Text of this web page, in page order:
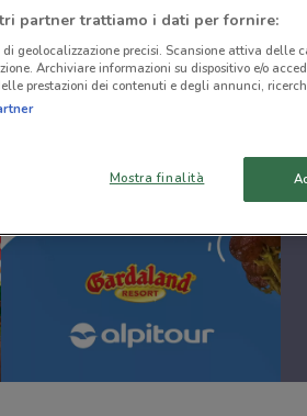
partner trattiamo i dati per fornire:
geolocalizzazione precisi. Scansione attiva delle
Archiviare informazioni su dispositivo e/o
prestazioni dei contenuti e degli annunci,
Mostra finalità